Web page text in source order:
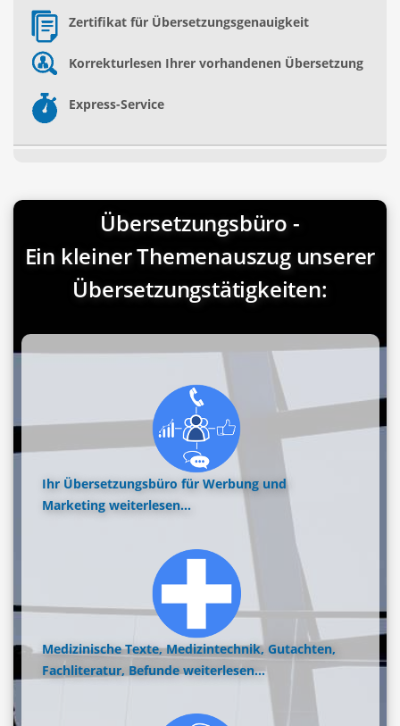
Zertifikat für Übersetzungsgenauigkeit
Korrekturlesen Ihrer vorhandenen Übersetzung
Express-Service
Übersetzungsbüro -
Ein kleiner Themenauszug unserer
Übersetzungstätigkeiten:
Ihr Übersetzungsbüro für Werbung und
Marketing weiterlesen...
Medizinische Texte, Medizintechnik, Gutachten,
Fachliteratur, Befunde weiterlesen...